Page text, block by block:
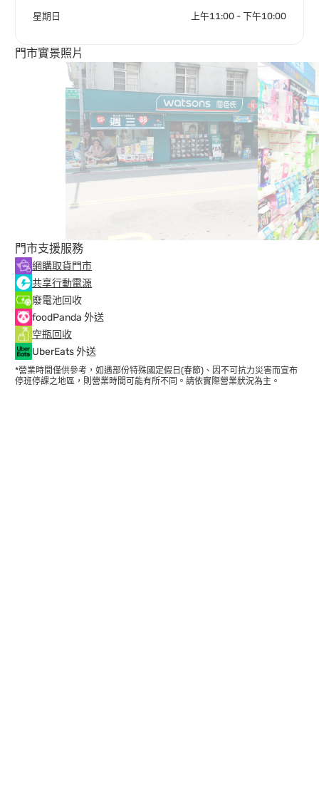
星期日 上午11:00 - 下午10:00
門市實景照片
門市支援服務
網購取貨門市
共享行動電源
廢電池回收
foodPanda 外送
空瓶回收
UberEats 外送
*營業時間僅供參考，如遇部份特殊國定假日(春節)、因不可抗力災害而宣布
停班停課之地區，則營業時間可能有所不同。請依實際營業狀況為主。